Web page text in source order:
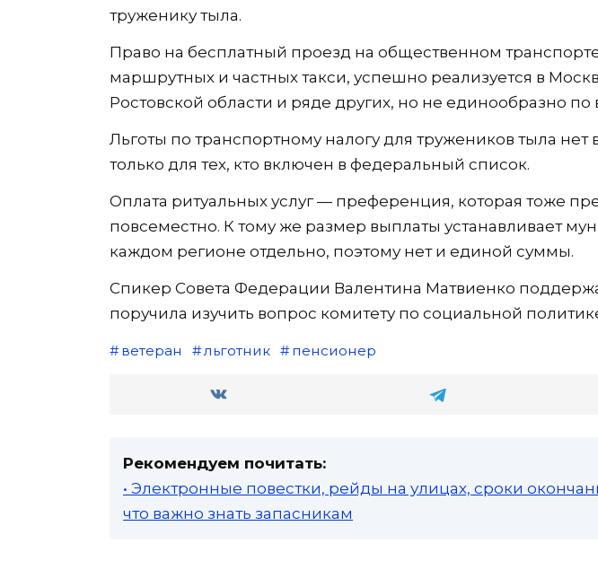
труженику тыла.
Право на бесплатный проезд на общественном
маршрутных и частных такси, успешно реализуется в
Ростовской области и ряде других, но не единообразно по
Льготы по транспортному налогу для тружеников тыла
только для тех, кто включен в федеральный список.
Оплата ритуальных услуг — преференция, которая тоже
повсеместно. К тому же размер выплаты устанавливает
каждом регионе отдельно, поэтому нет и единой суммы.
Спикер Совета Федерации Валентина Матвиенко
поручила изучить вопрос комитету по социальной
ветеран льготник пенсионер
Рекомендуем почитать:
• Электронные повестки, рейды на улицах, сроки
что важно знать запасникам